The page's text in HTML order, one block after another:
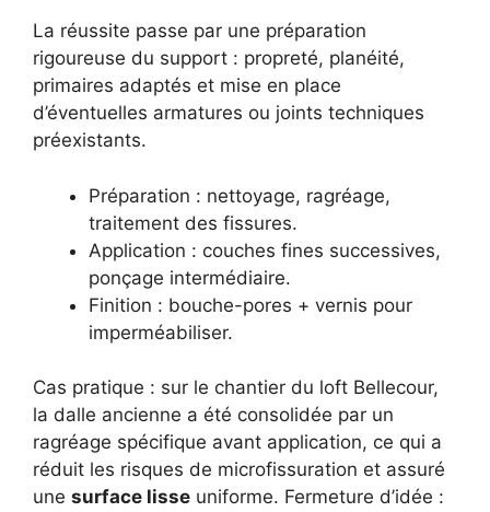
La réussite passe par une préparation
rigoureuse du support : propreté, planéité,
primaires adaptés et mise en place
d’éventuelles armatures ou joints techniques
préexistants.
Préparation : nettoyage, ragréage,
traitement des fissures.
Application : couches fines successives,
ponçage intermédiaire.
Finition : bouche-pores + vernis pour
imperméabiliser.
Cas pratique : sur le chantier du loft Bellecour,
la dalle ancienne a été consolidée par un
ragréage spécifique avant application, ce qui a
réduit les risques de microfissuration et assuré
une surface lisse uniforme. Fermeture d’idée :